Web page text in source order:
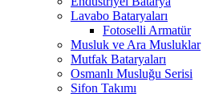
Lavabo Bataryaları
Fotoselli Armatür
Musluk ve Ara Musluklar
Mutfak Bataryaları
Osmanlı Musluğu Serisi
Sifon Takımı